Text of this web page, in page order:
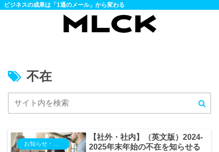
ビジネスの成果は「1通のメール」から変わる
不在
お知らせ・ご案内
【社外・社内】（英文版）2024-
2025年末年始の不在を知らせる